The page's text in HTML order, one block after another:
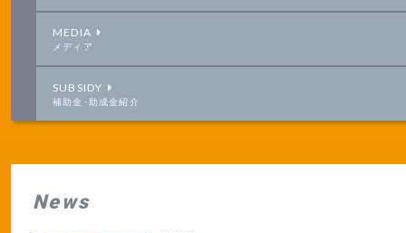
MEDIA
メディア
SUBSIDY
補助金･助成金紹介
News